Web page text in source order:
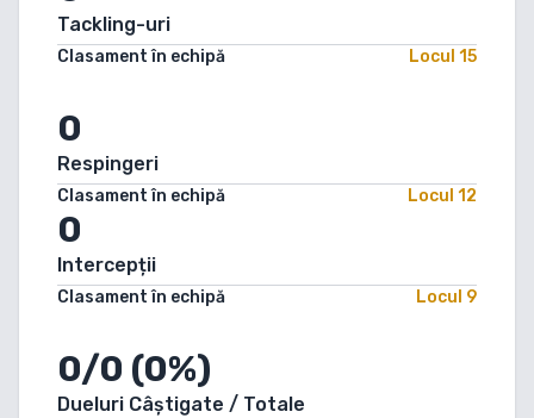
Tackling-uri
Clasament în echipă Locul 15
0
Respingeri
Clasament în echipă Locul 12
0
Intercepții
Clasament în echipă Locul 9
0/0 (0%)
Dueluri Câștigate / Totale